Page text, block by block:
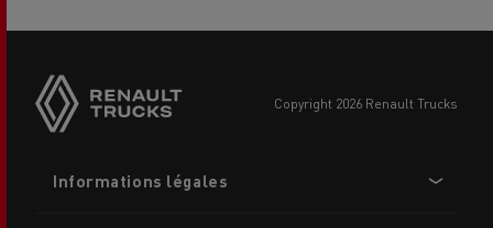
buttons
copyright 2026 Renault Trucks
menu
Informations légales